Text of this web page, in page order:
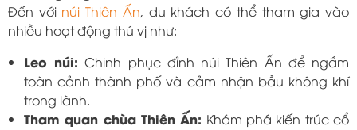
Đến với núi Thiên Ấn, du khách có thể tham gia vào
nhiều hoạt động thú vị như:
Leo núi: Chinh phục đỉnh núi Thiên Ấn để ngắm
toàn cảnh thành phố và cảm nhận bầu không khí
trong lành.
Tham quan chùa Thiên Ấn: Khám phá kiến trúc cổ